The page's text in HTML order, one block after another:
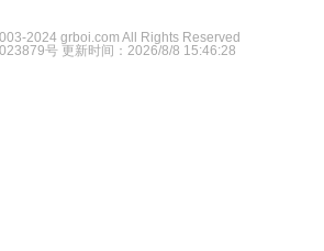
2024 grboi.com All Rights Reserved
号 更新时间：2026/8/8 15:46:28